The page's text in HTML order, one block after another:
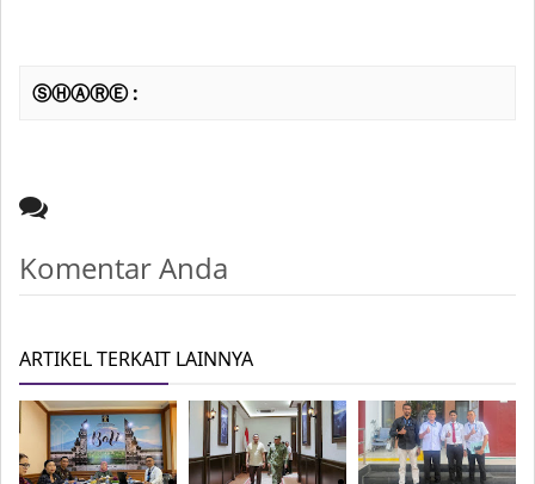
ⓈⒽⒶⓇⒺ :
Komentar Anda
ARTIKEL TERKAIT LAINNYA